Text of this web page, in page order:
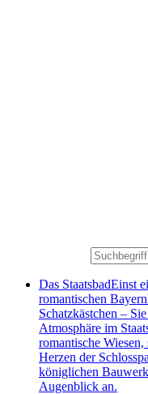
Das StaatsbadEinst
romantischen
Schatzkästchen –
Atmosphäre im
romantische
Herzen der
königlichen
Augenblick an.